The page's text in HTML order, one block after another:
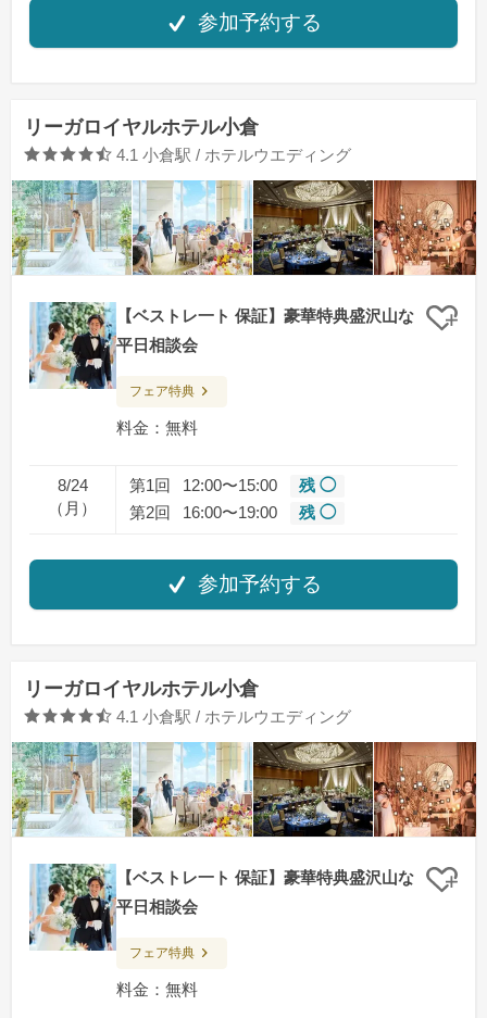
参加予約する
リーガロイヤルホテル小倉
口コミ評価
4.1 小倉駅 / ホテルウエディング
【ベストレ一ト 保証】豪華特典盛沢山な
平日相談会
クリ
フェア特典
料金：無料
8/24
（月）
第1回 12:00〜15:00
残 ◯
第2回
16:00〜19:00 残 ◯
参加予約する
リーガロイヤルホテル小倉
口コミ評価
4.1 小倉駅 / ホテルウエディング
【ベストレ一ト 保証】豪華特典盛沢山な
平日相談会
クリ
フェア特典
料金：無料